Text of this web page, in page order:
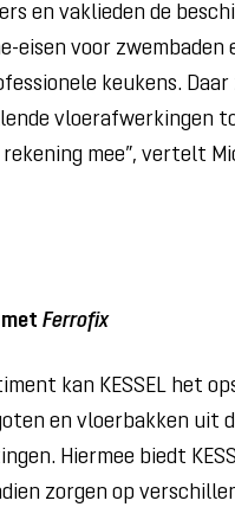
en vaklieden de
eisen voor
keukens.
vloerafwerkingen
mee”, vertelt
Ferrofix
kan KESSEL het
en vloerbakken uit
Hiermee biedt
zorgen op